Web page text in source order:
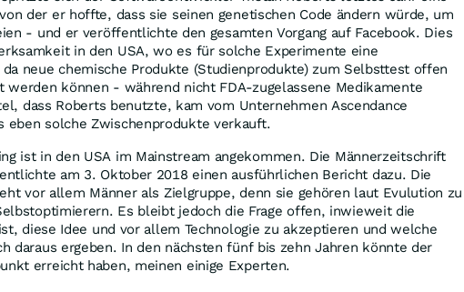
der er hoffte, dass sie seinen genetischen Code ändern würde, um
- und er veröffentlichte den gesamten Vorgang auf Facebook. Dies
in den USA, wo es für solche Experimente eine
neue chemische Produkte (Studienprodukte) zum Selbsttest offen
werden können - während nicht FDA-zugelassene Medikamente
dass Roberts benutzte, kam vom Unternehmen Ascendance
eben solche Zwischenprodukte verkauft.
ist in den USA im Mainstream angekommen. Die Männerzeitschrift
am 3. Oktober 2018 einen ausführlichen Bericht dazu. Die
vor allem Männer als Zielgruppe, denn sie gehören laut Evulution zu
Es bleibt jedoch die Frage offen, inwieweit die
diese Idee und vor allem Technologie zu akzeptieren und welche
daraus ergeben. In den nächsten fünf bis zehn Jahren könnte der
erreicht haben, meinen einige Experten.